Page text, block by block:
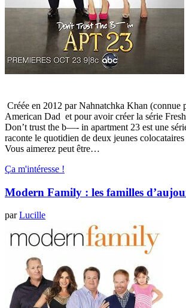
Créée en 2012 par Nahnatchka Khan (connue
American Dad et pour avoir créer la série
Don’t trust the b—- in apartment 23 est une
raconte le quotidien de deux jeunes
Vous aimerez peut être…
Ça m'intéresse !
Modern Family : les familles
parLucille